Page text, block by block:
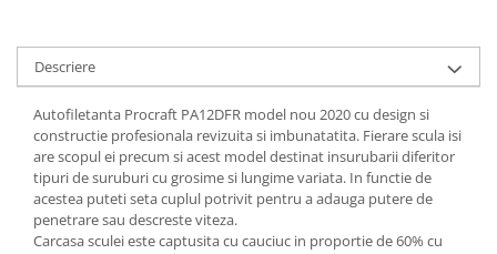
Incubatoare, oparitoare si
deplumatoare
Echipamente pentru animale
Aparate de tuns animale
Piese si accesorii aparate de tuns
animale
Tarcuri animale
Descriere
Autofiletanta Procraft PA12DFR model nou 2020 cu design si
constructie profesionala revizuita si imbunatatita. Fierare scula isi
are scopul ei precum si acest model destinat insurubarii diferitor
tipuri de suruburi cu grosime si lungime variata. In functie de
acestea puteti seta cuplul potrivit pentru a adauga putere de
penetrare sau descreste viteza.
Carcasa sculei este captusita cu cauciuc in proportie de 60% cu